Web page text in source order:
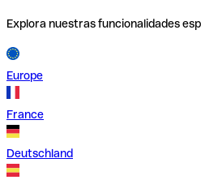
Explora nuestras funcionalidades
Europe
France
Deutschland